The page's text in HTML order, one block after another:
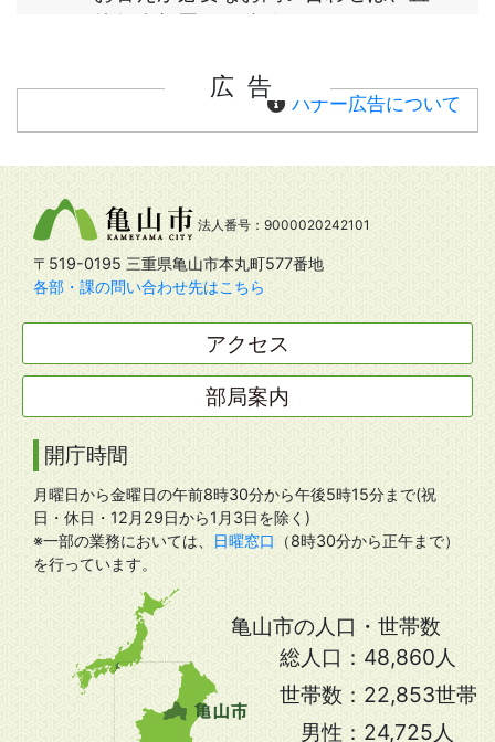
広告
バナー広告について
法人番号：9000020242101
〒519-0195 三重県亀山市本丸町577番地
各部・課の問い合わせ先はこちら
アクセス
部局案内
開庁時間
月曜日から金曜日の午前8時30分から午後5時15分まで(祝
日・休日・12月29日から1月3日を除く)
※一部の業務においては、
日曜窓口
（8時30分から正午まで）
を行っています。
亀山市の人口・世帯数
総人口： 48,860人
世帯数： 22,853世帯
男性： 24,725人